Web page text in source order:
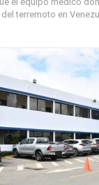
terremoto en